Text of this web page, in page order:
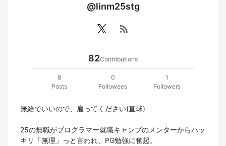
@linm25stg
rss_feed
82Contributions
8
Posts
0
Followees
1
Followers
無給でいいので、雇ってください(直球)
25の無職がプログラマー就職キャンプのメンターからハッ
キリ「無理」っと言われ、PG勉強に奮起。